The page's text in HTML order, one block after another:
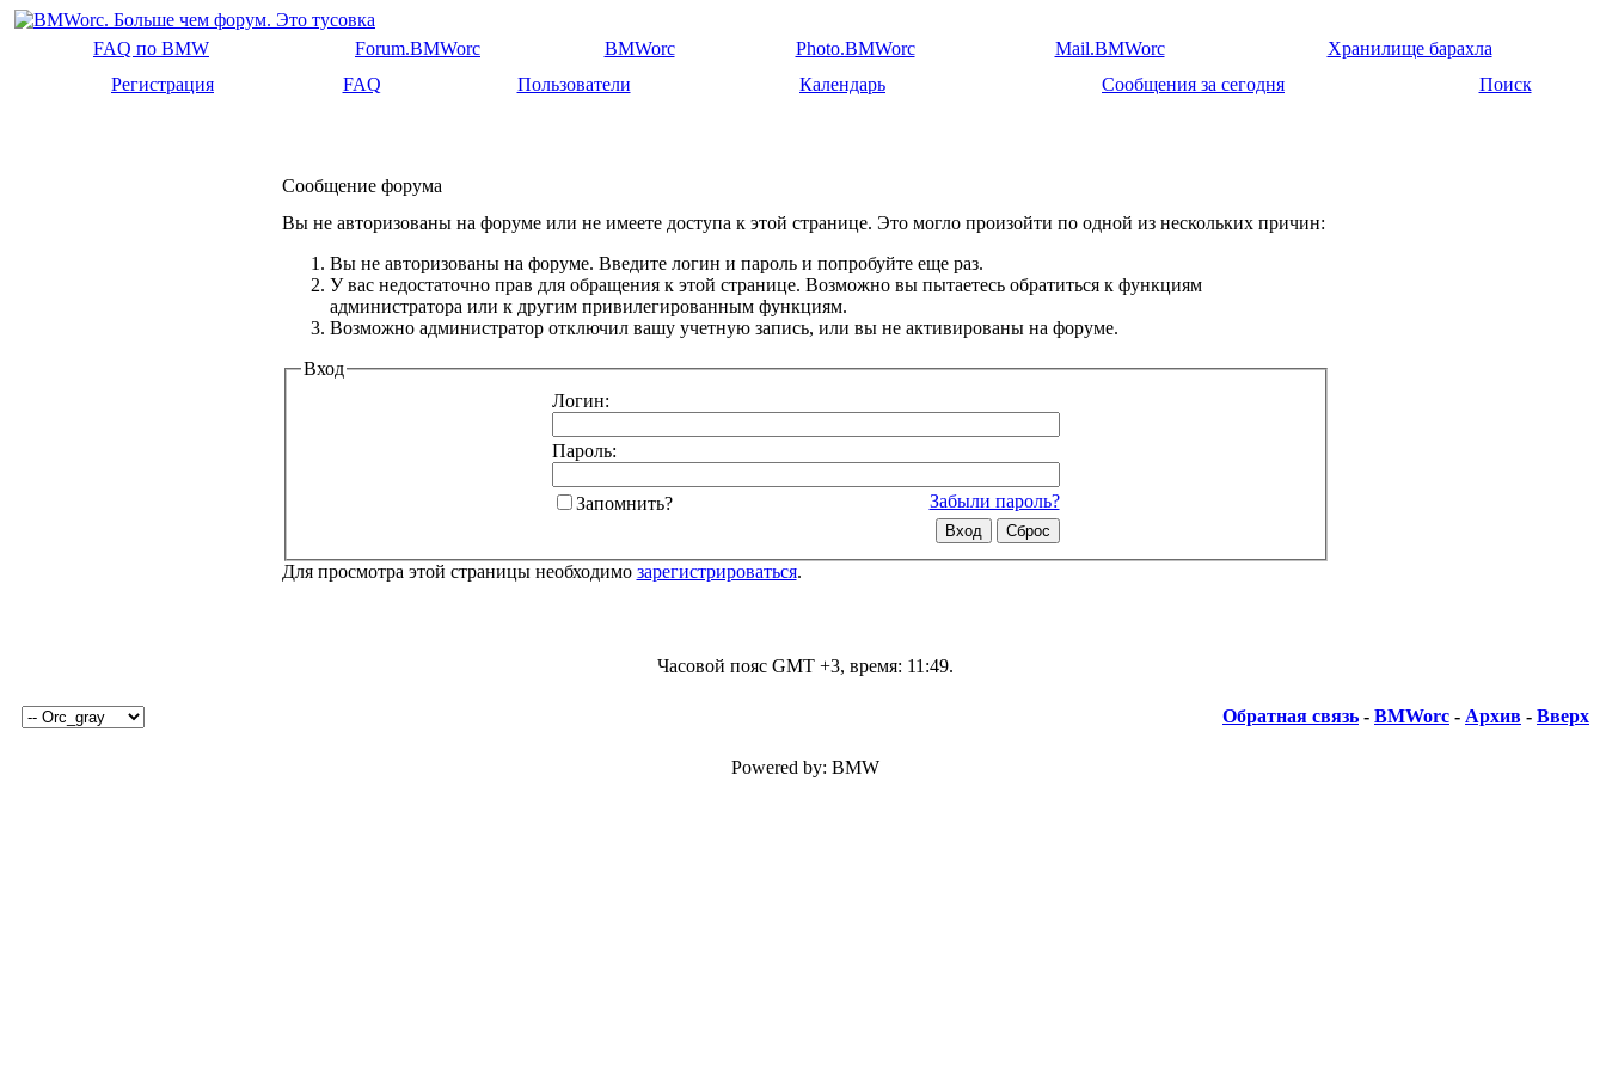
FAQ по BMW Forum.BMWorc BMWorc Photo.BMWorc Mail.BMWorc
Хранилище барахла
Регистрация
FAQ Пользователи Календарь Сообщения за сегодня Поиск
Сообщение форума
Вы не авторизованы на форуме или не имеете доступа к этой странице. Это могло произойти по одной из нескольких причин:
Вы не авторизованы на форуме. Введите логин и пароль и попробуйте еще раз.
У вас недостаточно прав для обращения к этой странице. Возможно вы пытаетесь обратиться к функциям
администратора или к другим привилегированным функциям.
Возможно администратор отключил вашу учетную запись, или вы не активированы на форуме.
Вход
Логин:
Пароль:
Забыли пароль?
Запомнить?
Для просмотра этой страницы необходимо зарегистрироваться.
Часовой пояс GMT +3, время: 11:49.
Обратная связь - BMWorc - Архив - Вверх
Powered by: BMW